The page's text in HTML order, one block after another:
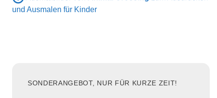
und Ausmalen für Kinder
SONDERANGEBOT, NUR FÜR KURZE ZEIT!